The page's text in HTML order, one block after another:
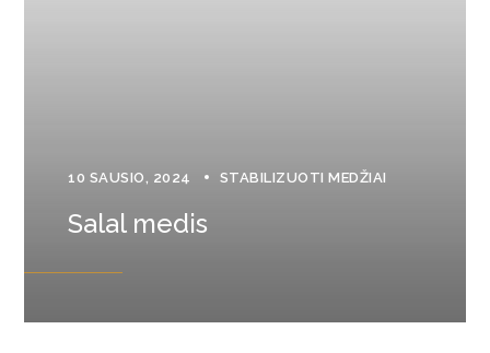
10 SAUSIO, 2024 STABILIZUOTI MEDŽIAI
Salal medis